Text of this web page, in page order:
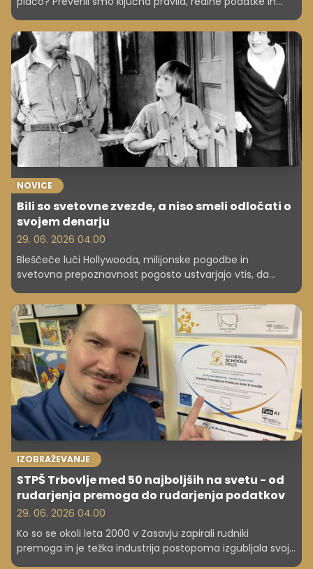
razlike med teorijo in prakso.
NOVICE
Bili so svetovne zvezde, a niso smeli odločati o
svojem denarju
29. 06. 2026 04.00
Bleščeče luči Hollywooda, milijonske pogodbe in
svetovna prepoznavnost pogosto ustvarjajo vtis, da
otroški zvezdniki živijo sanjsko življenje. Vendar pa se za
uspehom številnih mladih igralcev, pevcev in televizijskih
osebnosti pogosto skrivajo zgodbe o finančnem
izkoriščanju, pritiskih in izgubi nadzora nad lastnim
zaslužkom.
IZOBRAŽEVANJE
STPŠ Trbovlje med 50 najboljših na svetu - od
rudarjenja premoga do rudarjenja podatkov
29. 06. 2026 04.00
Ko so se okoli leta 2000 v Zasavju zapirali rudniki
premoga in je težka industrija postopoma izgubljala svoj